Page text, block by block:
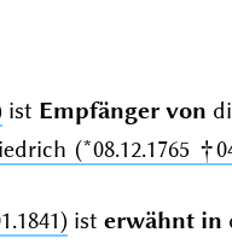
ist Empfänger von
(*08.12.1765
ist erwähnt in